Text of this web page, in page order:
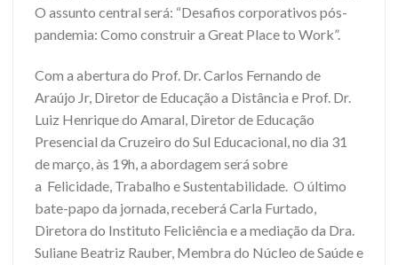
O assunto central será: “Desafios corporativos pós-
pandemia: Como construir a Great Place to Work”.
Com a abertura do Prof. Dr. Carlos Fernando de
Araújo Jr, Diretor de Educação a Distância e Prof. Dr.
Luiz Henrique do Amaral, Diretor de Educação
Presencial da Cruzeiro do Sul Educacional, no dia 31
de março, às 19h, a abordagem será sobre
a Felicidade, Trabalho e Sustentabilidade. O último
bate-papo da jornada, receberá Carla Furtado,
Diretora do Instituto Feliciência e a mediação da Dra.
Suliane Beatriz Rauber, Membra do Núcleo de Saúde e